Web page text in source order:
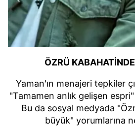
ÖZRÜ
Yaman'ın menajeri tepkiler
"Tamamen anlık gelişen espri"
Bu da sosyal medyada
büyük" yorumlarına